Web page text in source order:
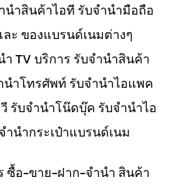
นำสินค้าไอที รับจำนำมือถือ
ะ ของแบรนด์เนมต่างๆ
TV บริการ รับจำนำสินค้า
ำโทรศัพท์ รับจำนำไอแพค
รับจำนำโน๊ดบุ๊ค รับจำนำไอ
นำกระเป๋าแบรนด์เนม
ซื้อ-ขาย-ฝาก-จำนำ สินค้า